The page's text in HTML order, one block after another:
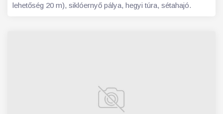
lehetőség 20 m), siklóernyő pálya, hegyi túra, sétahajó.